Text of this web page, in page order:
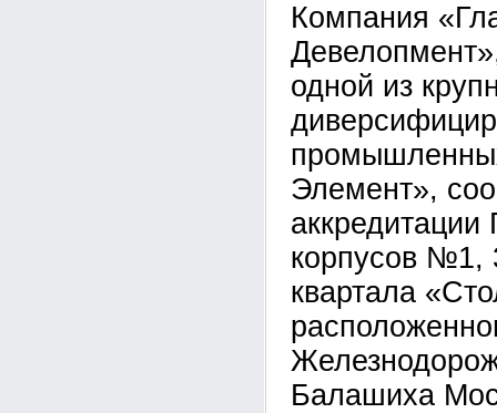
Компания
одной из
Элемент»,
аккредитации
корпусов №1,
квартала
Балашиха